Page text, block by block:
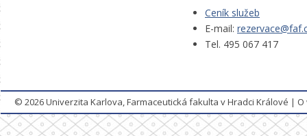
Ceník služeb
E-mail:
Tel. 495 067 417
© 2026Univerzita Karlova, Farmaceutická fakulta v Hradci Králové |